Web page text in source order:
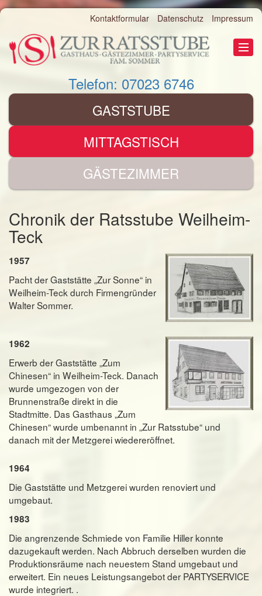
Kontaktformular Datenschutz Impressum
Telefon: 07023 6746
GASTSTUBE
MITTAGSTISCH
GÄSTEZIMMER
Chronik der Ratsstube Weilheim-
Teck
1957
Pacht der Gaststätte „Zur Sonne“ in
Weilheim-Teck durch Firmengründer
Walter Sommer.
1962
Erwerb der Gaststätte „Zum
Chinesen“ in Weilheim-Teck. Danach
wurde umgezogen von der
Brunnenstraße direkt in die
Stadtmitte. Das Gasthaus „Zum
Chinesen“ wurde umbenannt in „Zur Ratsstube“ und
danach mit der Metzgerei wiedereröffnet.
1964
Die Gaststätte und Metzgerei wurden renoviert und
umgebaut.
1983
Die angrenzende Schmiede von Familie Hiller konnte
dazugekauft werden. Nach Abbruch derselben wurden die
Produktionsräume nach neuestem Stand umgebaut und
erweitert. Ein neues Leistungsangebot der PARTYSERVICE
wurde integriert. .